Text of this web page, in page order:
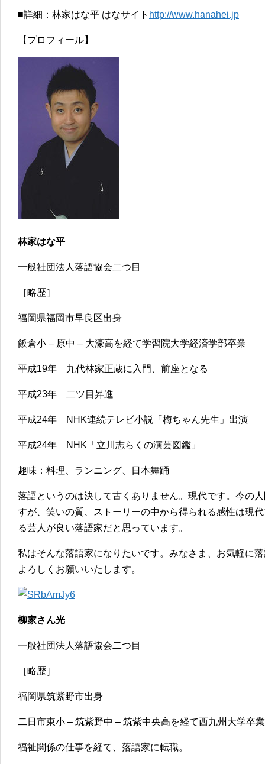
■詳細：林家はな平 はなサイト http://www.hanahei.jp
【プロフィール】
林家はな平
一般社団法人落語協会二つ目
［略歴］
福岡県福岡市早良区出身
飯倉小 – 原中 – 大濠高を経て学習院大学経済学部卒業
平成19年 九代林家正蔵に入門、前座となる
平成23年 二ツ目昇進
平成24年 NHK連続テレビ小説「梅ちゃん先生」出演
平成24年 NHK「立川志らくの演芸図鑑」
趣味：料理、ランニング、日本舞踊
落語というのは決して古くありません。現代です。今の
すが、笑いの質、ストーリーの中から得られる感性は現
る芸人が良い落語家だと思っています。
私はそんな落語家になりたいです。みなさま、お気軽に
よろしくお願いいたします。
柳家さん光
一般社団法人落語協会二つ目
［略歴］
福岡県筑紫野市出身
二日市東小 – 筑紫野中 – 筑紫中央高を経て西九州大学卒
福祉関係の仕事を経て、落語家に転職。